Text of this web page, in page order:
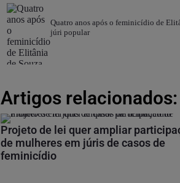
Quatro anos após o feminicídio de
júri popular
Artigos relacionados:
Projeto de lei quer ampliar
de mulheres em júris de casos de
feminicídio